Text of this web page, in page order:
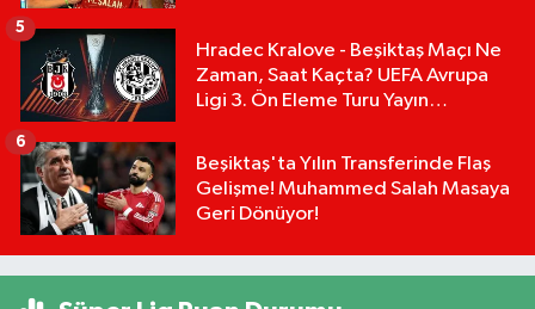
Hradec Kralove - Beşiktaş Maçı Ne
Zaman, Saat Kaçta? UEFA Avrupa
Ligi 3. Ön Eleme Turu Yayın
5
Beşiktaş'ta Yılın Transferinde Flaş
Gelişme! Muhammed Salah Masaya
Geri Dönüyor!
6